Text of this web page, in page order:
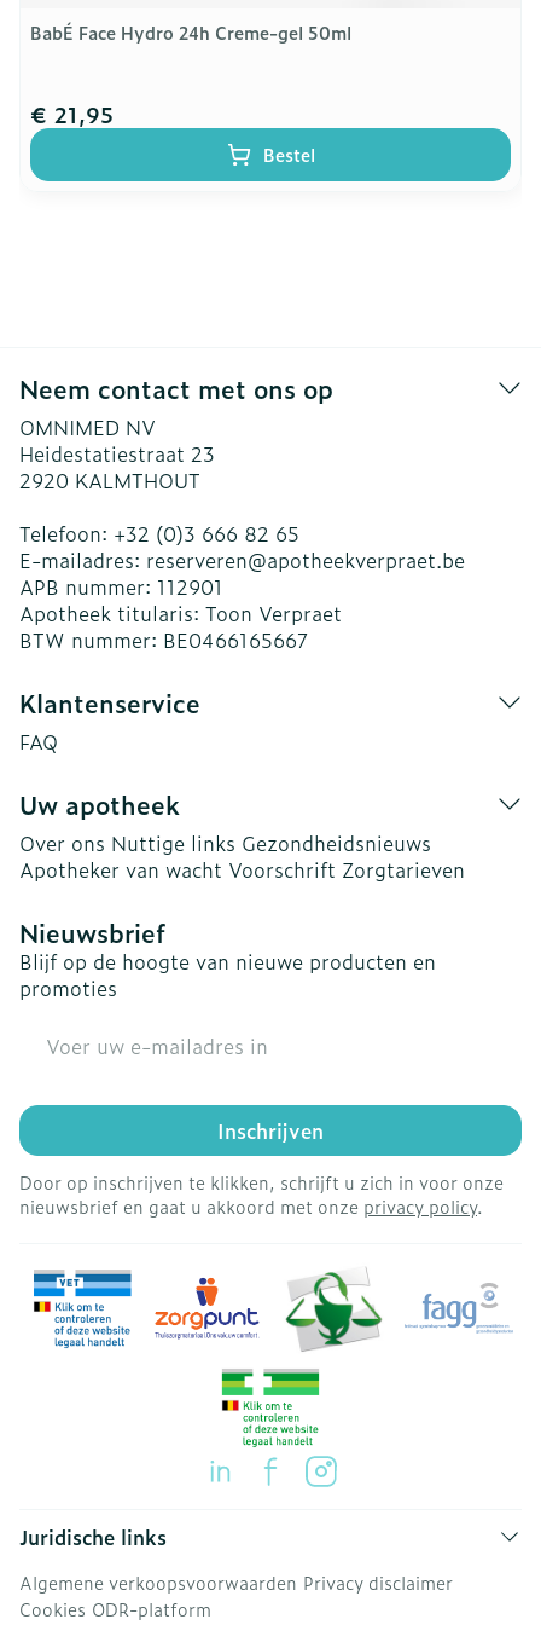
BabÉ Face Hydro 24h Creme-gel 50ml
€ 21,95
Bestel
Neem contact met ons op
OMNIMED NV
Heidestatiestraat 23
2920 KALMTHOUT
Telefoon: +32 (0)3 666 82 65
E-mailadres: reserveren@apotheekverpraet.be
APB nummer: 112901
Apotheek titularis: Toon Verpraet
BTW nummer: BE0466165667
Klantenservice
FAQ
Uw apotheek
Over ons Nuttige links Gezondheidsnieuws
Apotheker van wacht Voorschrift Zorgtarieven
Nieuwsbrief
Blijf op de hoogte van nieuwe producten en
promoties
Inschrijven
Door op inschrijven te klikken, schrijft u zich in voor onze
nieuwsbrief en gaat u akkoord met onze privacy policy.
Juridische links
Algemene verkoopsvoorwaarden Privacy disclaimer
Cookies ODR-platform